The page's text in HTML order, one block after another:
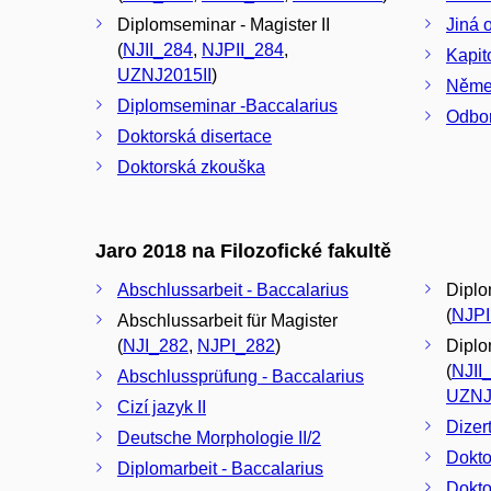
Diplomseminar - Magister II
(NJII_284, NJPII_284,
UZNJ2015II )
Diplomseminar -Baccalarius
Doktorská disertace
Doktorská zkouška
Jiná
Jaro 2018 na Filozofické fakultě
Abschlussarbeit - Baccalarius
Abschlussarbeit für Magister
(NJI_282, NJPI_282)
Abschlussprüfung - Baccalarius
Cizí jazyk II
Deutsche Morphologie II/2
Diplomarbeit - Baccalarius
(
(